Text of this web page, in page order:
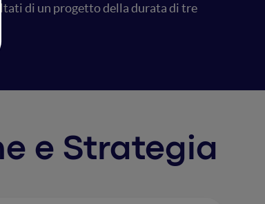
di un progetto della durata di tre
e Strategia